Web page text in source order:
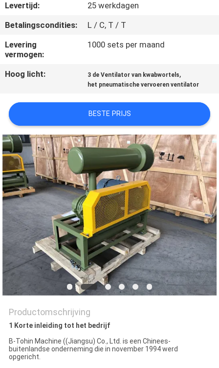
OM EEN
CITAAT
COMPANY
NEWS
SITEMAP
PRIVACY
POLICY
Levertijd:
25 werkdagen
Betalingscondities:
L / C, T / T
Levering
vermogen:
1000 sets per maand
Hoog licht: 3 de Ventilator van kwabwortels,
het pneumatische vervoeren ventilator
BESTE PRIJS
Productomschrijving
1 Korte inleiding tot het bedrijf
B-Tohin Machine ((Jiangsu) Co., Ltd. is een Chinees-
buitenlandse onderneming die in november 1994 werd
opgericht.